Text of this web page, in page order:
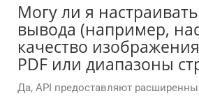
Могу ли я
вывода (например,
качество
PDF или диапазоны
Да, API предоставляют